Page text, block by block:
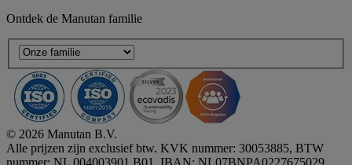
Ontdek de Manutan familie
© 2026 Manutan B.V.
Alle prijzen zijn exclusief btw. KVK nummer: 30053885, BTW
nummer: NL 004003901 B01, IBAN: NL07BNPA0227675029